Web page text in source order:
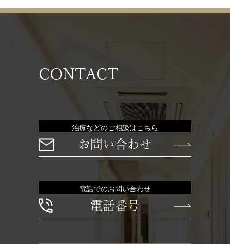
CONTACT
治療などのご相談はこちら
お問い合わせ
電話でのお問い合わせ
電話番号